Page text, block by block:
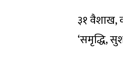
३१ वैशाख,
‘समृद्धि,